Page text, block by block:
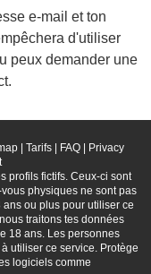
e-mail et ton
d'utiliser
peux demander une
| Tarifs| FAQ|
Privacy
profils fictifs. Ceux-ci sont
physiques ne sont pas
ou plus pour utiliser ce
traitons tes données
18 ans. Les personnes
utiliser ce service. Protège
logiciels comme